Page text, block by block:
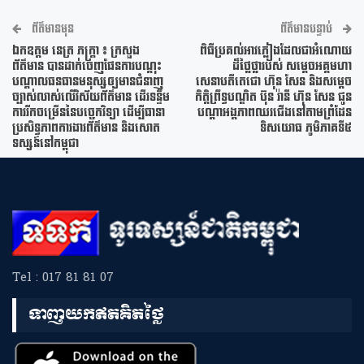
ព័ត៌មានមុន
ឯកឧត្តម នេត្រ ភក្ត្រា ៖ ក្រសួង
ព័ត៌មាន បានដាក់ចេញផែនការបណ្តុះ
បណ្តាលធនធានមនុស្សឲ្យមានជំនាញ
ច្បាស់លាស់លើវិស័យព័ត៌មាន ដើរទន្ទឹម
ការរីកចម្រើននៃបច្ចេកវិទ្យា ដើម្បីធានា
ប្រសិទ្ធភាពការងារព័ត៌មាន និងសោត
ទស្សន៍នៅកម្ពុជា
ព័ត៌មានបន្ទាប់
ពិធីប្រគល់អាវភ្លៀងដែលជាអំណោយ
ដ៏ថ្លៃថ្លារបស់ សម្តេចអគ្គមហា
សេនាបតីតេជោ ហ៊ុន សែន និងសម្តេច
កិត្តិព្រឹទ្ធបណ្ឌិត ប៊ុន រ៉ានី ហ៊ុន សែន ជូន
បណ្តាអង្គភាពឈរជើងនៅតាមព្រំដែន
ទិសយោធ ភូមិភាគទី៥
Tel : 017 81 81 07
ទាញយកឥតគិតថ្លៃ